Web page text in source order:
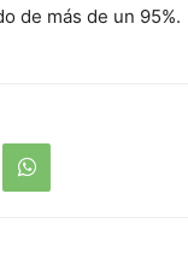
de más de un 95%.